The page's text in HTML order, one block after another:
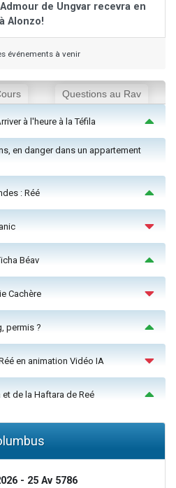
Admour de Ungvar recevra en
Alonzo!
événements à venir
Questions au Rav
à l'heure à la Téfila
en danger dans un appartement
: Réé
Béav
Cachère
permis ?
en animation Vidéo IA
de la Haftara de Reé
- 25 Av 5786